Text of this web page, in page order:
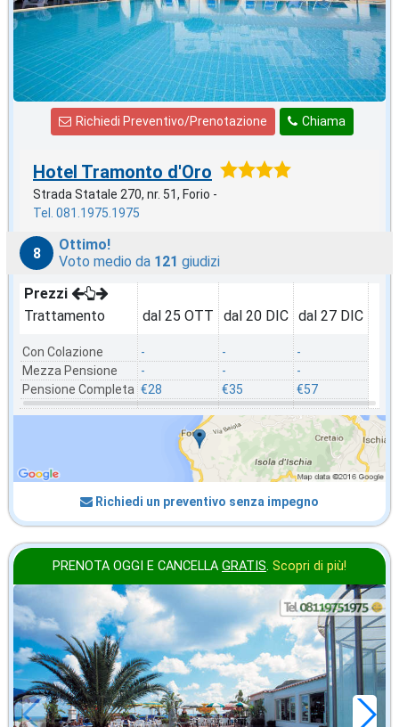
Chiama
Richiedi Preventivo/Prenotazione
Hotel Tramonto d'Oro
Strada Statale 270, nr. 51, Forio -
Tel. 081.1975.1975
8
Ottimo!
Voto medio da 121 giudizi
Prezzi
Trattamento
Con Colazione
Mezza Pensione
Pensione Completa
dal 25 OTT
-
-
€28
dal 20 DIC
-
-
€35
dal 27 DIC
-
-
€57
Richiedi un preventivo senza impegno
PRENOTA OGGI E CANCELLA GRATIS. Scopri di più!
in offerta da
€28,43
a notte